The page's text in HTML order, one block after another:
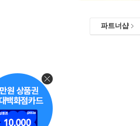
파트너샵